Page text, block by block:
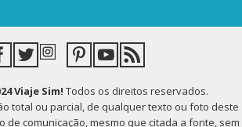
Viaje Sim! Todos os direitos reservados.
total ou parcial, de qualquer texto ou foto deste
de comunicação, mesmo que citada a fonte, sem